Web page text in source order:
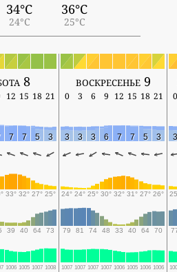
34°C
24°C
36°C
25°C
8 воскресенье 9
12 15 18 21 0 3 6 9 12 15 18 21 0
7 7 5 3 3 3 3 6 7 7 5 3 3
33° 32° 27° 25° 24° 24° 25° 30° 32° 31° 27° 26°
39 40 64 73 79 81 74 48 33 40 64 70
1006 1005 1007 1008 1007 1007 1007 1007 1006 1005 1006 1006